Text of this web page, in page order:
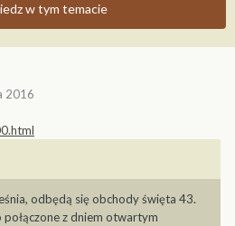
w tym temacie
2016
odbędą się obchody święta 43.
z dniem otwartym